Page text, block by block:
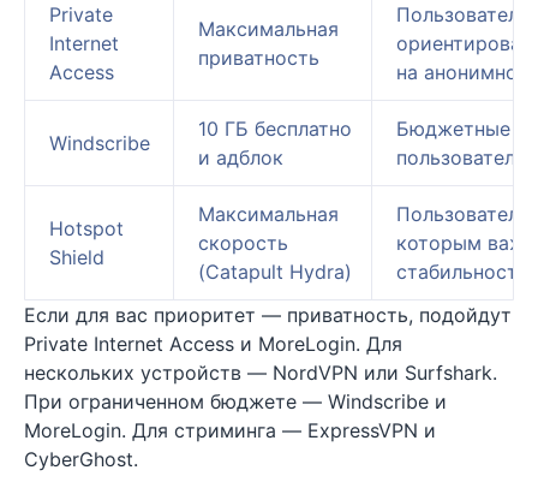
Private
Internet
Access
Максимальная
приватность
Пользователи,
на
Windscribe
10 ГБ бесплатно
и адблок
Бюджетные
пользователи
Hotspot
Shield
Максимальная
скорость
(Catapult Hydra)
Пользователи,
которым
стабильность
Если для вас приоритет — приватность, подойдут
Private Internet Access и MoreLogin. Для
нескольких устройств — NordVPN или Surfshark.
При ограниченном бюджете — Windscribe и
MoreLogin. Для стриминга — ExpressVPN и
CyberGhost.